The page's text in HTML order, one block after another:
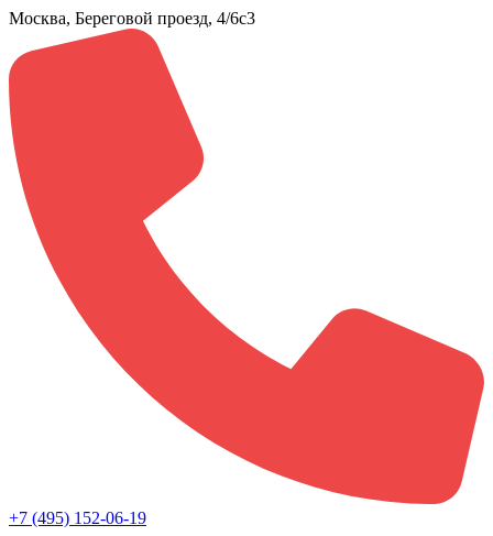
Москва, Береговой проезд, 4/6с3
+7 (495) 152-06-19